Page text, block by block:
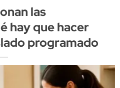
las
hay que hacer
programado